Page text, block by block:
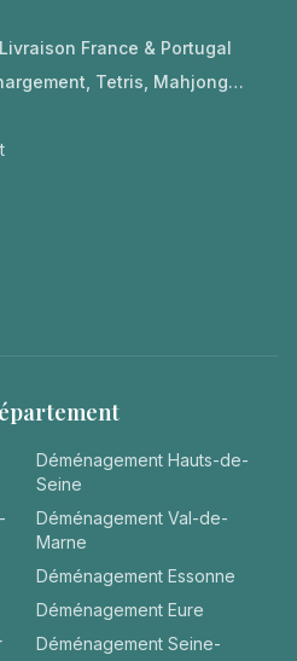
France & Portugal
Tetris, Mahjong…
Déménagement Hauts-de-
Seine
Déménagement Val-de-
Marne
Déménagement Essonne
Déménagement Eure
Déménagement Seine-